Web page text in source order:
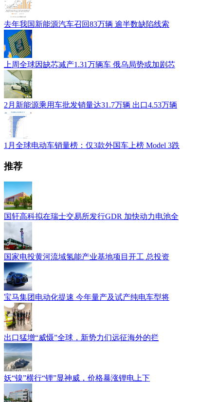
去年我国新能源汽车召回83万辆 逾半数缺陷线索
上周全球因缺芯减产1.31万辆车 俄乌局势或加剧芯
2月新能源乘用车批发销量达31.7万辆 出口4.53万辆
1月全球电动车销量榜：仅3款外国车上榜 Model 3跌
推荐
国轩高科拟在瑞士交易所发行GDR 加快动力电池全
国家电投黄河流域氢能产业基地项目开工 总投资
宝马集团电动化提速 今年量产及试产纯电车型将
出口猛增“威慑”全球，新势力们远征海外的拦
妖“镍”横行“锂”显神威，价格暴涨锂电上下